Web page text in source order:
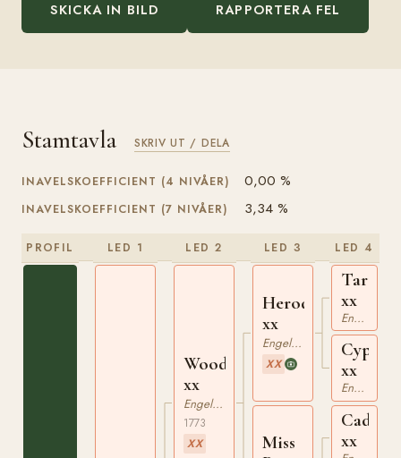
SKICKA IN BILD RAPPORTERA FEL
Stamtavla SKRIV UT / DELA
INAVELSKOEFFICIENT (4 NIVÅER) 0,00 %
INAVELSKOEFFICIENT (7 NIVÅER) 3,34 %
PROFIL LED 1 LED 2
Woodpecker
xx
Engelskt Fullblod
1773
XX
LED 3
Herod
xx
Engelskt Fullblod
XX
Miss
LED 4
Tartar
xx
Engelskt Fullblod
Cypron
xx
Engelskt Fullblod
Cade
xx